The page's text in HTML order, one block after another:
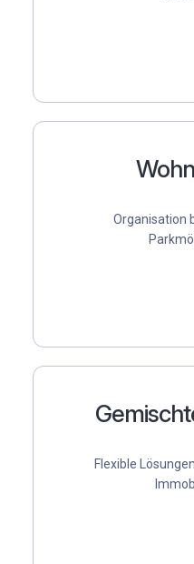
Organisation
Flexible